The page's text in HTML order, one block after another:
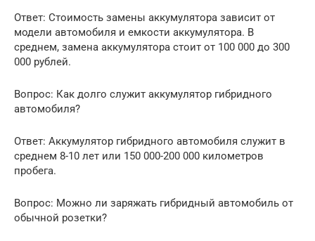
Ответ: Стоимость замены аккумулятора зависит от
модели автомобиля и емкости аккумулятора. В
среднем, замена аккумулятора стоит от 100 000 до 300
000 рублей.
Вопрос: Как долго служит аккумулятор гибридного
автомобиля?
Ответ: Аккумулятор гибридного автомобиля служит в
среднем 8-10 лет или 150 000-200 000 километров
пробега.
Вопрос: Можно ли заряжать гибридный автомобиль от
обычной розетки?